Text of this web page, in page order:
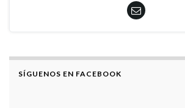
SÍGUENOS EN FACEBOOK